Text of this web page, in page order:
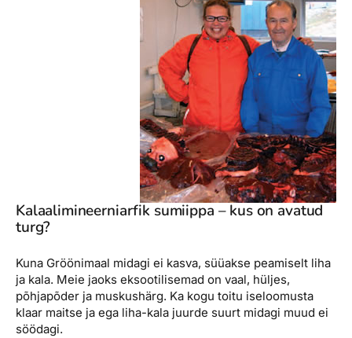
Kalaalimineerniarfik sumiippa – kus on avatud
turg?
Kuna Gröönimaal midagi ei kasva, süüakse peamiselt liha
ja kala. Meie jaoks eksootilisemad on vaal, hüljes,
põhjapõder ja muskushärg. Ka kogu toitu iseloomusta
klaar maitse ja ega liha-kala juurde suurt midagi muud ei
söödagi.